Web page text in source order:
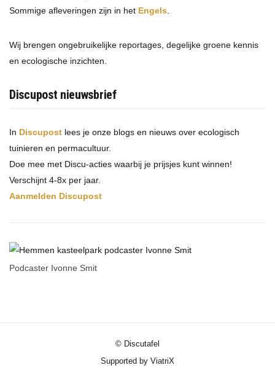
Sommige afleveringen zijn in het Engels
Wij brengen ongebruikelijke reportages, degelijke groene kennis
en ecologische inzichten.
Discupost nieuwsbrief
In Discupost lees je onze blogs en nieuws over ecologisch
tuinieren en permacultuur.
Doe mee met Discu-acties waarbij je prijsjes kunt winnen!
Verschijnt 4-8x per jaar.
Aanmelden Discupost
Podcaster Ivonne Smit
© Discutafel
Supported by ViatriX